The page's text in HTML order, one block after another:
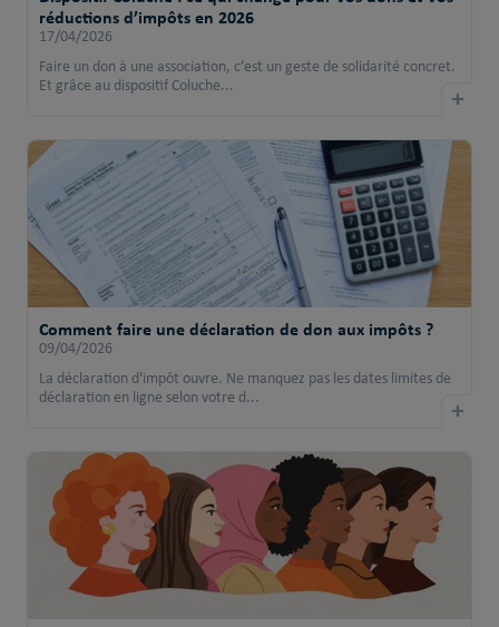
réductions d’impôts en 2026
17/04/2026
Faire un don à une association, c’est un geste de solidarité concret.
Et grâce au dispositif Coluche...
+
Comment faire une déclaration de don aux impôts ?
09/04/2026
La déclaration d'impôt ouvre. Ne manquez pas les dates limites de
déclaration en ligne selon votre d...
+